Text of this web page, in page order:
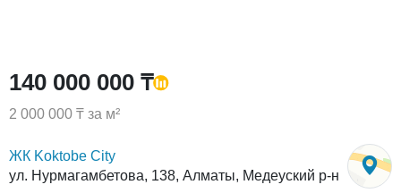
140 000 000 ₸
2 000 000 ₸ за м²
ЖК Koktobe City
ул. Нурмагамбетова, 138, Алматы, Медеуский р-н